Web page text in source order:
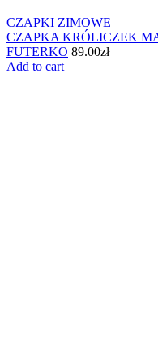
CZAPKI ZIMOWE
CZAPKA KRÓLICZEK
FUTERKO 89.00zł
Add to cart